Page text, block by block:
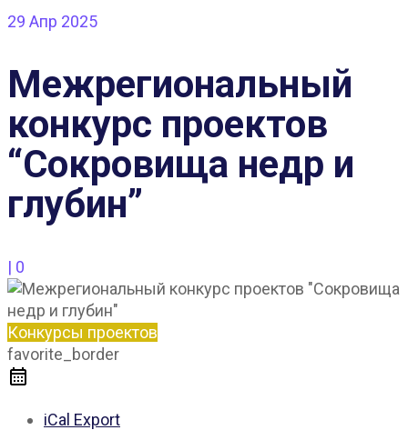
29 Апр 2025
Межрегиональный
конкурс проектов
“Сокровища недр и
глубин”
| 0
Конкурсы проектов
favorite_border
iCal Export